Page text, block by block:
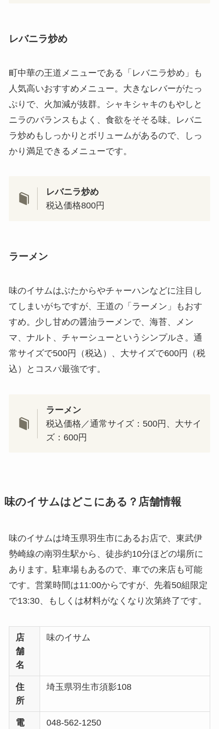
レバニラ炒め
町中華の王道メニューである「レバニラ炒め」も
人気高いおすすめメニュー。大きなレバーがたっ
ぷりで、火加減が抜群。シャキシャキのもやしと
ニラのバランスもよく、食欲をそそる味。レバニ
ラ炒めもしっかりとボリュームがあるので、しっ
かり満足できるメニューです。
レバニラ炒め
税込価格800円
ラーメン
味のイサムはぶたからやチャーハンなどに注目し
てしまいがちですが、王道の「ラーメン」もおす
すめ。少し甘めの醤油ラーメンで、海苔、メン
マ、ナルト、チャーシューというシンプルさ。通
常サイズで500円（税込）、大サイズで600円（税
込）とコスパ最強です。
ラーメン
税込価格／通常サイズ：500円、大サイ
ズ：600円
味のイサムはどこにある？店舗情報
味のイサムは埼玉県羽生市にあるお店で、東武伊
勢崎線の南羽生駅から、徒歩約10分ほどの場所に
あります。駐車場もあるので、車での来店も可能
です。営業時間は11:00からですが、先着50組限定
で13:30、もしくは材料がなくなり次第終了です。
店
舗
名
味のイサム
住
所
埼玉県羽生市須影108
電
048-562-1250